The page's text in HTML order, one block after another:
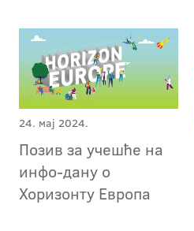
24. мај 2024.
Позив за учешће на
инфо-дану о
Хоризонту Европа